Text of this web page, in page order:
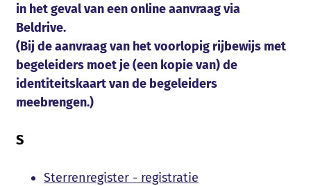
in het geval van een online aanvraag via
Beldrive.
(Bij de aanvraag van het voorlopig rijbewijs met
begeleiders moet je (een kopie van) de
identiteitskaart van de begeleiders
meebrengen.)
S
Sterrenregister - registratie